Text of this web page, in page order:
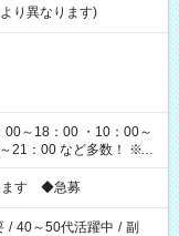
り異なります)
～18：00 ・10：00～
多数！ ※お
ます ◆急募
/ 40～50代活躍中 / 副